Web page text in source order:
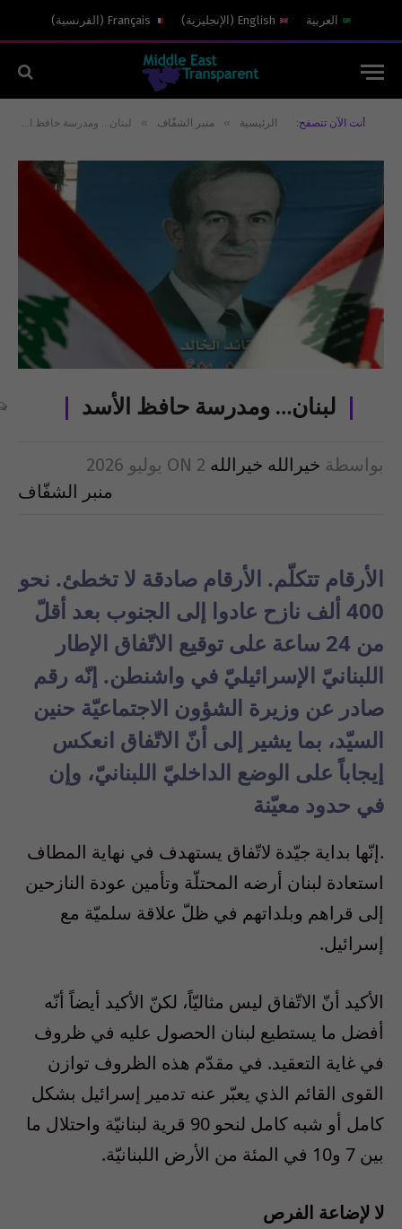
العربية English
( الإنجليزية)
Français
( الفرنسية)
أنت الآن تتصفح: الرئيسية » منبر الشفّاف » لبنان… ومدرسة حافظ الأسد
لبنان… ومدرسة حافظ الأسد
بواسطة خيرالله خيرالله ON 2 يوليو 2026
منبر الشفّاف
الأرقام تتكلّم. الأرقام صادقة لا تخطئ. نحو
400 ألف نازح عادوا إلى الجنوب بعد أقلّ
من 24 ساعة على توقيع الاتّفاق الإطار
اللبنانيّ الإسرائيليّ في واشنطن. إنّه رقم
صادر عن وزيرة الشؤون الاجتماعيّة حنين
السيّد، بما يشير إلى أنّ الاتّفاق انعكس
إيجاباً على الوضع الداخليّ اللبنانيّ، وإن
في حدود معيّنة
.إنّها بداية جيّدة لاتّفاق يستهدف في نهاية المطاف
استعادة لبنان أرضه المحتلّة وتأمين عودة النازحين
إلى قراهم وبلداتهم في ظلّ علاقة سلميّة مع
إسرائيل.
الأكيد أنّ الاتّفاق ليس مثاليّاً، لكنّ الأكيد أيضاً أنّه
أفضل ما يستطيع لبنان الحصول عليه في ظروف
في غاية التعقيد. في مقدّم هذه الظروف توازن
القوى القائم الذي يعبّر عنه تدمير إسرائيل بشكل
كامل أو شبه كامل لنحو 90 قرية لبنانيّة واحتلال ما
بين 7 و10 في المئة من الأرض اللبنانيّة.
لا لإضاعة الفرص